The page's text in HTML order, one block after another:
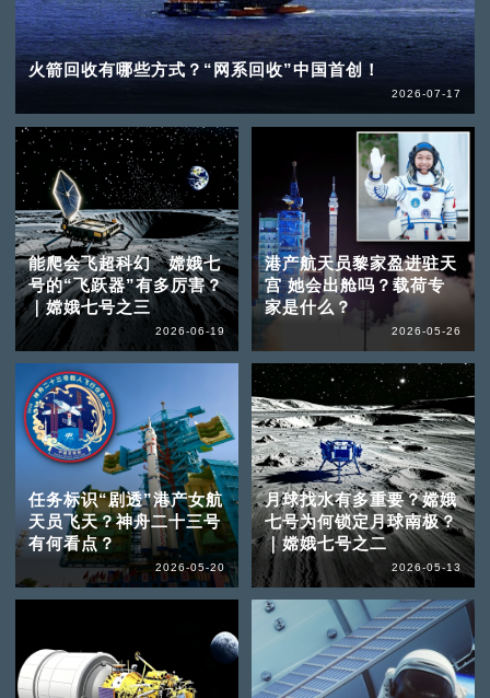
火箭回收有哪些方式？“网系回收”中国首创！
2026-07-17
能爬会飞超科幻 嫦娥七
号的“飞跃器”有多厉害？
｜嫦娥七号之三
2026-06-19
港产航天员黎家盈进驻天
宫 她会出舱吗？载荷专
家是什么？
2026-05-26
任务标识“剧透”港产女航
天员飞天？神舟二十三号
有何看点？
2026-05-20
月球找水有多重要？嫦娥
七号为何锁定月球南极？
｜嫦娥七号之二
2026-05-13